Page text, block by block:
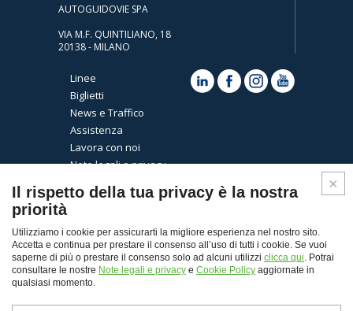
AUTOGUIDOVIE SPA
VIA M.F. QUINTILIANO, 18
20138 - MILANO
Linee
Biglietti
News e Traffico
Assistenza
Lavora con noi
Note legali e privacy
Il rispetto della tua privacy è la nostra
priorità
Utilizziamo i cookie per assicurarti la migliore esperienza nel nostro sito.
Accetta e continua per prestare il consenso all’uso di tutti i cookie. Se vuoi
saperne di più o prestare il consenso solo ad alcuni utilizzi clicca qui. Potrai
consultare le nostre Note legali e privacy e Cookie Policy aggiornate in
qualsiasi momento.